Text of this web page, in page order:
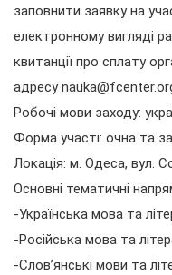
заповнити заявку на
електронному вигляді
квитанції про сплату
адресу
Робочі мови заходу:
Форма участi: очна та
Локація: м. Одеса, вул.
Основні тематичні
-Українська мова та
-Російська мова та
-Слов’янські мови та